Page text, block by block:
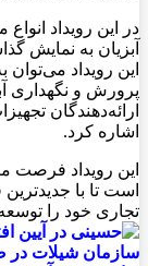
در این رویداد
آبزیان به نمایش
این رویداد می‌توان
پرورش و نگهداری
ارائه‌دهندگان
اشاره کرد.
این رویداد فرصت
است تا با
تجاری خود را